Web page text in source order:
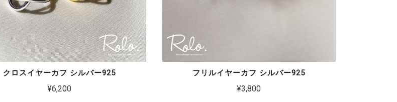
クロスイヤーカフ シルバー925
¥6,200
フリルイヤーカフ シルバー925
¥3,800